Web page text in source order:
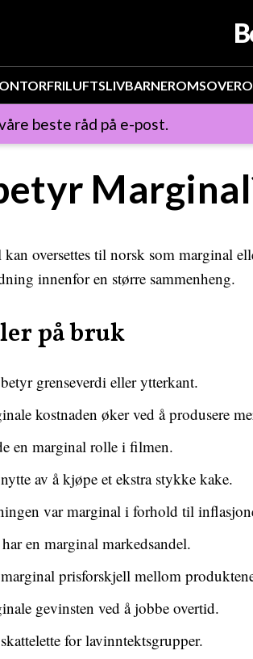
FRILUFTSLIVBARNEROM
beste råd på e-post.
oversettes til norsk som marginal
innenfor en større sammenheng.
på bruk
grenseverdi eller ytterkant.
kostnaden øker ved å produsere
en marginal rolle i filmen.
av å kjøpe et ekstra stykke kake.
var marginal i forhold til
en marginal markedsandel.
prisforskjell mellom
gevinsten ved å jobbe overtid.
for lavinntektsgrupper.